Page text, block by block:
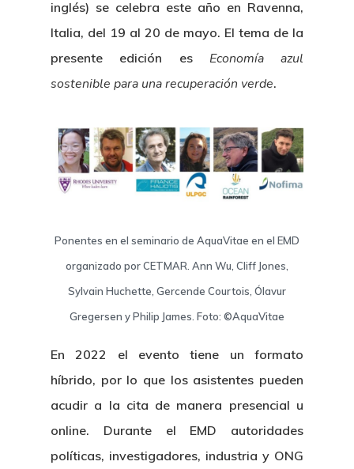
inglés) se celebra este año en Ravenna,
Italia, del 19 al 20 de mayo. El tema de la
presente edición es Economía azul
sostenible para una recuperación verde.
Ponentes en el seminario de AquaVitae en el EMD
organizado por CETMAR. Ann Wu, Cliff Jones,
Sylvain Huchette, Gercende Courtois, Ólavur
Gregersen y Philip James. Foto: ©AquaVitae
En 2022 el evento tiene un formato
híbrido, por lo que los asistentes pueden
acudir a la cita de manera presencial u
online. Durante el EMD autoridades
políticas, investigadores, industria y ONG